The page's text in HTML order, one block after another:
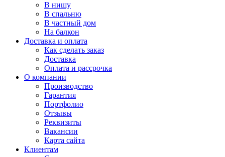
В нишу
В спальню
В частный дом
На балкон
Доставка и оплата
Как сделать заказ
Доставка
Оплата и рассрочка
О компании
Производство
Гарантия
Портфолио
Отзывы
Реквизиты
Вакансии
Карта сайта
Клиентам